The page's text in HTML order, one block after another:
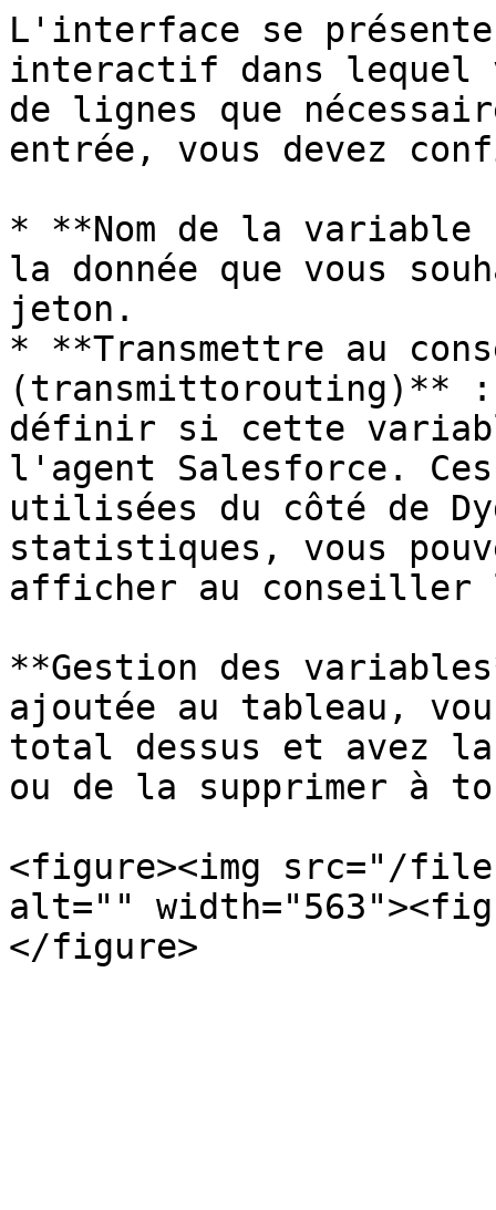
L'interface se
interactif dans lequel
de lignes que
entrée, vous devez
* **Nom de la variable
la donnée que vous
jeton.
* **Transmettre au
(transmittorouting)** :
définir si cette
l'agent Salesforce.
utilisées du côté de
statistiques, vous
afficher au conseiller
**Gestion des
ajoutée au tableau,
total dessus et avez
ou de la supprimer à
<figure><img src="/
alt=""